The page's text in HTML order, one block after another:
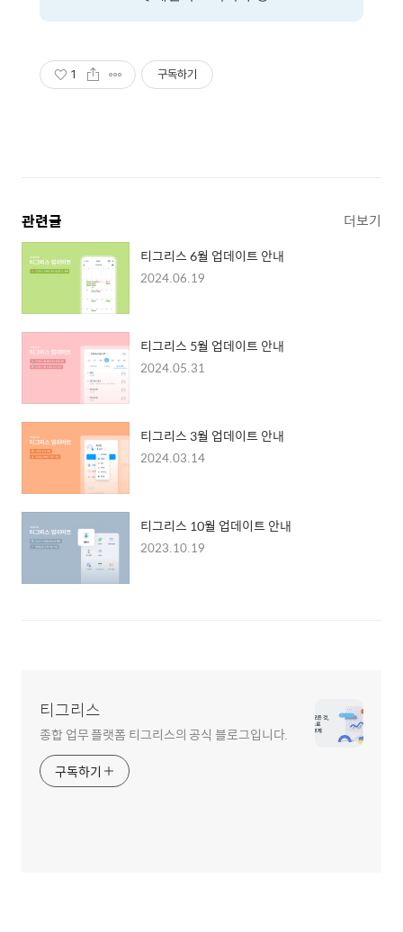
1 구독하기
관련글 더보기
티그리스 6월 업데이트 안내
2024.06.19
티그리스 5월 업데이트 안내
2024.05.31
티그리스 3월 업데이트 안내
2024.03.14
티그리스 10월 업데이트 안내
2023.10.19
티그리스
종합 업무 플랫폼 티그리스의 공식 블로그입니다.
구독하기